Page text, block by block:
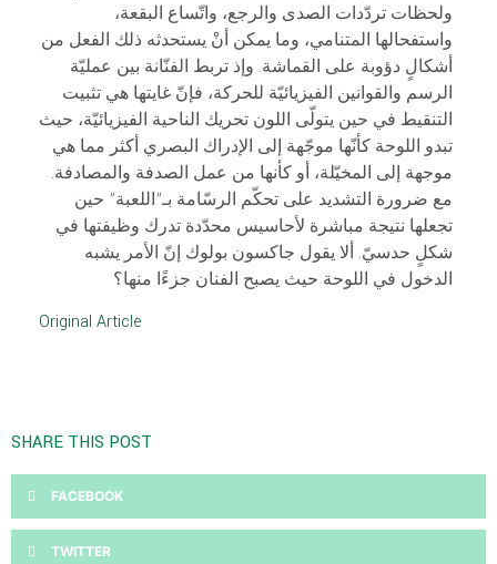
ولحظات تردّدات الصدى والرجع، واتّساع البقعة،
واستفحالها المتنامي، وما يمكن أنْ يستحدثه ذلك الفعل من
أشكالٍ دؤوبة على القماشة. وإذ تربط الفنّانة بين عمليّة
الرسم والقوانين الفيزيائيّة للحركة، فإنّ غايتها هي تثبيت
التنقيط في حين يتولّى اللون تحريك الناحية الفيزيائيّة، حيث
تبدو اللوحة كأنّها موجّهة إلى الإدراك البصري أكثر مما هي
موجهة إلى المخيّلة، أو كأنها من عمل الصدفة والمصادفة.
مع ضرورة التشديد على تحكّم الرسّامة بـ”اللعبة” حين
تجعلها نتيجة مباشرة لأحاسيس محدّدة تدرك وظيفتها في
شكلٍ حدسيّ. ألا يقول جاكسون بولوك إنّ الأمر يشبه
الدخول في اللوحة حيث يصبح الفنان جزءًا منها؟
Original Article
SHARE THIS POST
FACEBOOK
TWITTER